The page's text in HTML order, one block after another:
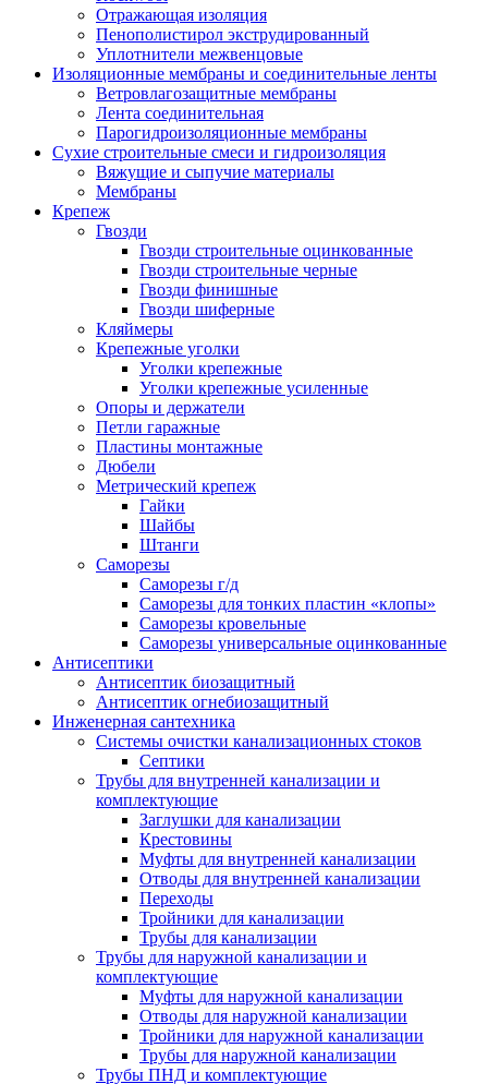
Отражающая изоляция
Пенополистирол экструдированный
Уплотнители межвенцовые
Изоляционные мембраны и соединительные ленты
Ветровлагозащитные мембраны
Лента соединительная
Парогидроизоляционные мембраны
Сухие строительные смеси и гидроизоляция
Вяжущие и сыпучие материалы
Мембраны
Крепеж
Гвозди
Гвозди строительные оцинкованные
Гвозди строительные черные
Гвозди финишные
Гвозди шиферные
Кляймеры
Крепежные уголки
Уголки крепежные
Уголки крепежные усиленные
Опоры и держатели
Петли гаражные
Пластины монтажные
Дюбели
Метрический крепеж
Гайки
Шайбы
Штанги
Саморезы
Саморезы г/д
Саморезы для тонких пластин «клопы»
Саморезы кровельные
Саморезы универсальные оцинкованные
Антисептики
Антисептик биозащитный
Антисептик огнебиозащитный
Инженерная сантехника
Системы очистки канализационных стоков
Септики
Трубы для внутренней канализации и
комплектующие
Заглушки для канализации
Крестовины
Муфты для внутренней канализации
Отводы для внутренней канализации
Переходы
Тройники для канализации
Трубы для канализации
Трубы для наружной канализации и
комплектующие
Муфты для наружной канализации
Отводы для наружной канализации
Тройники для наружной канализации
Трубы для наружной канализации
Трубы ПНД и комплектующие